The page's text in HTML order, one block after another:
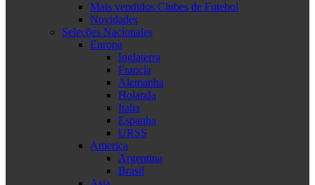
Mais vendidos Clubes de Futebol
Novidades
Seleções Nacionales
Europa
Inglaterra
Francia
Alemanha
Holanda
Italia
Espanha
URSS
America
Argentina
Brasil